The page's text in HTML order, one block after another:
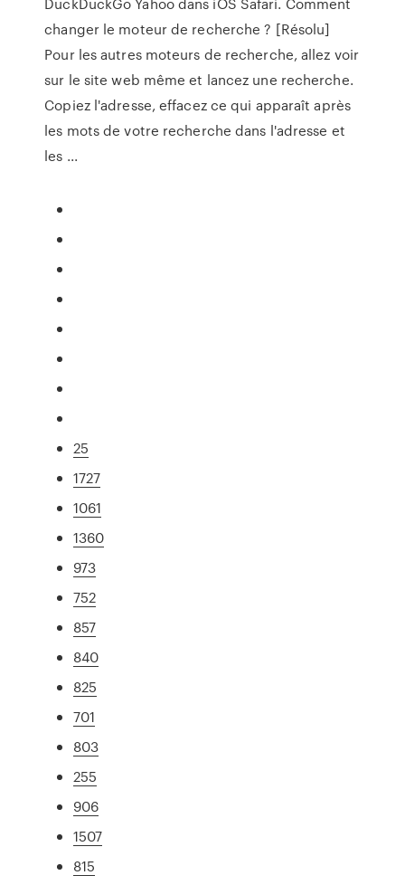
changer le moteur de recherche ? [Résolu]
Pour les autres moteurs de recherche, allez voir
sur le site web même et lancez une recherche.
Copiez l'adresse, effacez ce qui apparaît après
les mots de votre recherche dans l'adresse et
les ...
25
1727
1061
1360
973
752
857
840
825
701
803
255
906
1507
815